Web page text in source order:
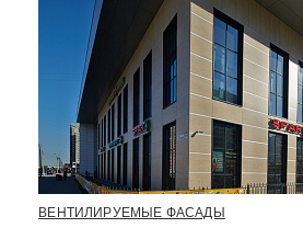
ВЕНТИЛИРУЕМЫЕ ФАСАДЫ